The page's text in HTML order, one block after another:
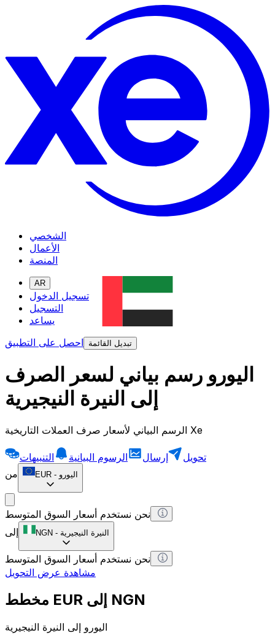
الشخصي
الأعمال
المنصة
AR
تسجيل الدخول
التسجيل
يساعد
احصل على التطبيق
تبديل القائمة
اليورو رسم بياني لسعر الصرف
إلى النيرة النيجيرية
الرسم البياني لأسعار صرف العملات التاريخية Xe
تحويل إرسال الرسوم البيانية
التنبيهات
من
EUR - اليورو
نحن نستخدم أسعار السوق المتوسط
إلى
NGN - النيرة النيجيرية
نحن نستخدم أسعار السوق المتوسط
مشاهدة عرض التحويل
مخطط EUR إلى NGN
اليورو إلى النيرة النيجيرية